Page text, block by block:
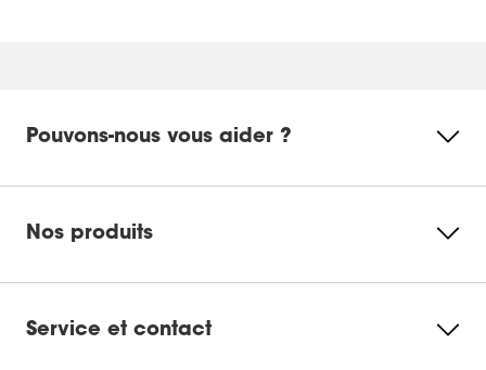
Pouvons-nous vous aider ?
Nos produits
Service et contact